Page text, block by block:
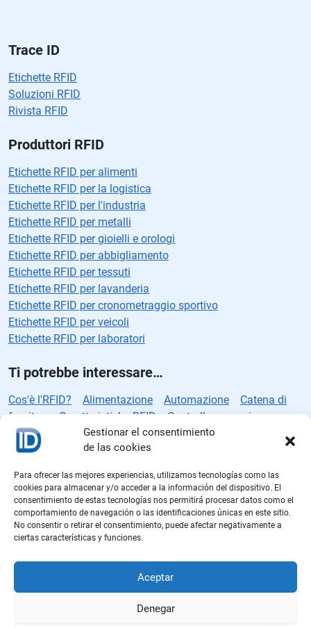
Gestionar el consentimiento
de las cookies
Para ofrecer las mejores experiencias, utilizamos tecnologías como las
cookies para almacenar y/o acceder a la información del dispositivo. El
consentimiento de estas tecnologías nos permitirá procesar datos como el
comportamiento de navegación o las identificaciones únicas en este sitio.
No consentir o retirar el consentimiento, puede afectar negativamente a
ciertas características y funciones.
Aceptar
Denegar
o.
Trace ID
Etichette RFID
Soluzioni RFID
Rivista RFID
Produttori RFID
Etichette RFID per alimenti
Etichette RFID per la logistica
Etichette RFID per l'industria
Etichette RFID per metalli
Etichette RFID per gioielli e orologi
Etichette RFID per abbigliamento
Etichette RFID per tessuti
Etichette RFID per lavanderia
Etichette RFID per cronometraggio sportivo
Etichette RFID per veicoli
Etichette RFID per laboratori
Ti potrebbe interessare…
Cos'è l'RFID? Alimentazione Automazione
Catena di
fornitura
Caratteristiche RFID
Controllo accessi
Controllo qualità
Direttive RFID Standard RFID
intelligenti
Etichette RFID Produzione RFID
Industria
Logistica
Logistica farmaceutica Protocolli RFID
Rain
RFID
Sicurezza Sistema RFID Soluzioni RFID
Vendita
al dettaglio
Vendite